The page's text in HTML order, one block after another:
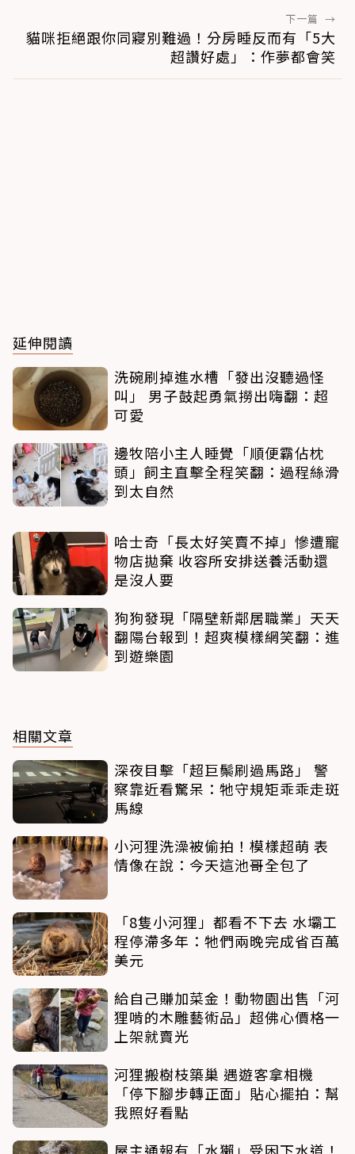
下一篇 →
貓咪拒絕跟你同寢別難過！分房睡反而有「5大
超讚好處」：作夢都會笑
延伸閱讀
洗碗刷掉進水槽「發出沒聽過怪
叫」 男子鼓起勇氣撈出嗨翻：超
可愛
邊牧陪小主人睡覺「順便霸佔枕
頭」飼主直擊全程笑翻：過程絲滑
到太自然
哈士奇「長太好笑賣不掉」慘遭寵
物店拋棄 收容所安排送養活動還
是沒人要
狗狗發現「隔壁新鄰居職業」天天
翻陽台報到！超爽模樣網笑翻：進
到遊樂園
相關文章
深夜目擊「超巨鬃刷過馬路」 警
察靠近看驚呆：牠守規矩乖乖走斑
馬線
小河狸洗澡被偷拍！模樣超萌 表
情像在說：今天這池哥全包了
「8隻小河狸」都看不下去 水壩工
程停滯多年：牠們兩晚完成省百萬
美元
給自己賺加菜金！動物園出售「河
狸啃的木雕藝術品」超佛心價格一
上架就賣光
河狸搬樹枝築巢 遇遊客拿相機
「停下腳步轉正面」貼心擺拍：幫
我照好看點